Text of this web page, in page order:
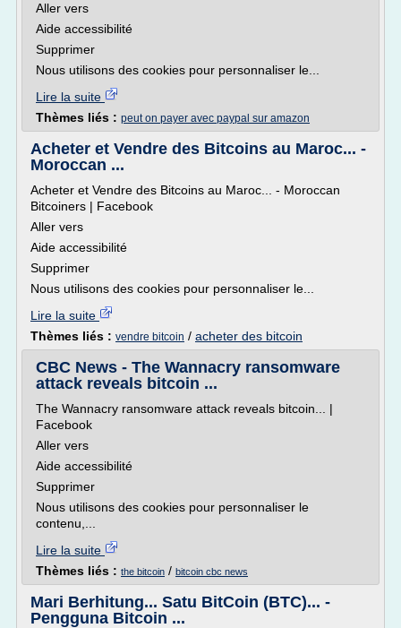
Aller vers
Aide accessibilité
Supprimer
Nous utilisons des cookies pour personnaliser le...
Lire la suite
Thèmes liés : peut on payer avec paypal sur amazon
Acheter et Vendre des Bitcoins au Maroc... -
Moroccan ...
Acheter et Vendre des Bitcoins au Maroc... - Moroccan
Bitcoiners | Facebook
Aller vers
Aide accessibilité
Supprimer
Nous utilisons des cookies pour personnaliser le...
Lire la suite
Thèmes liés : vendre bitcoin / acheter des bitcoin
CBC News - The Wannacry ransomware
attack reveals bitcoin ...
The Wannacry ransomware attack reveals bitcoin... |
Facebook
Aller vers
Aide accessibilité
Supprimer
Nous utilisons des cookies pour personnaliser le
contenu,...
Lire la suite
Thèmes liés : the bitcoin / bitcoin cbc news
Mari Berhitung... Satu BitCoin (BTC)... -
Pengguna Bitcoin ...